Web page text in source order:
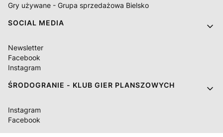
Gry używane - Grupa sprzedażowa Bielsko
SOCIAL MEDIA
Newsletter
Facebook
Instagram
ŚRODOGRANIE - KLUB GIER PLANSZOWYCH
Instagram
Facebook